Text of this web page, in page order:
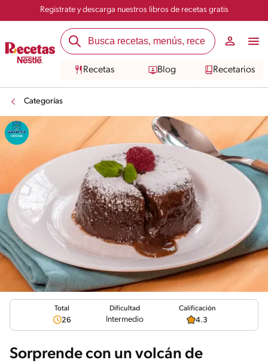
Registrate y descarga nuestros libros de recetas gratis
Recetas Blog Recetarios
Categorías
Total
26
Dificultad
Intermedio
Calificación
4.3
Sorprende con un volcán de